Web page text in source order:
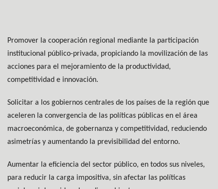
Promover la cooperación regional mediante la participación
institucional público-privada, propiciando la movilización de las
acciones para el mejoramiento de la productividad,
competitividad e innovación.
Solicitar a los gobiernos centrales de los países de la región que
aceleren la convergencia de las políticas públicas en el área
macroeconómica, de gobernanza y competitividad, reduciendo
asimetrías y aumentando la previsibilidad del entorno.
Aumentar la eficiencia del sector público, en todos sus niveles,
para reducir la carga impositiva, sin afectar las políticas